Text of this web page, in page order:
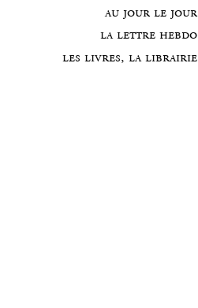
au jour le jour
la lettre hebdo
les livres, la librairie